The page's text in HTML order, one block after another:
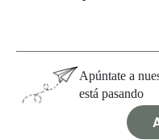
Apúntate a
está pasando